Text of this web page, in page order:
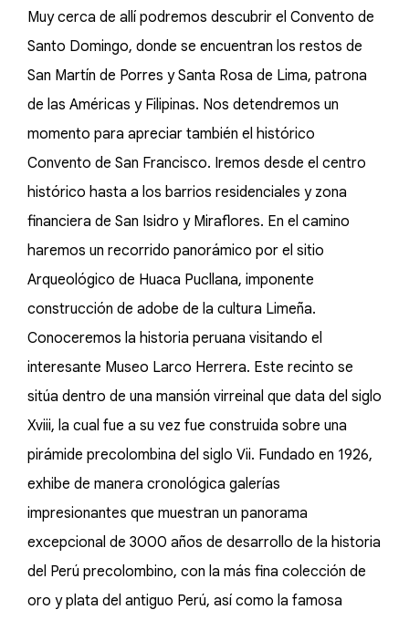
Muy cerca de allí podremos descubrir el Convento de
Santo Domingo, donde se encuentran los restos de
San Martín de Porres y Santa Rosa de Lima, patrona
de las Américas y Filipinas. Nos detendremos un
momento para apreciar también el histórico
Convento de San Francisco. Iremos desde el centro
histórico hasta a los barrios residenciales y zona
financiera de San Isidro y Miraflores. En el camino
haremos un recorrido panorámico por el sitio
Arqueológico de Huaca Pucllana, imponente
construcción de adobe de la cultura Limeña.
Conoceremos la historia peruana visitando el
interesante Museo Larco Herrera. Este recinto se
sitúa dentro de una mansión virreinal que data del siglo
Xviii, la cual fue a su vez fue construida sobre una
pirámide precolombina del siglo Vii. Fundado en 1926,
exhibe de manera cronológica galerías
impresionantes que muestran un panorama
excepcional de 3000 años de desarrollo de la historia
del Perú precolombino, con la más fina colección de
oro y plata del antiguo Perú, así como la famosa